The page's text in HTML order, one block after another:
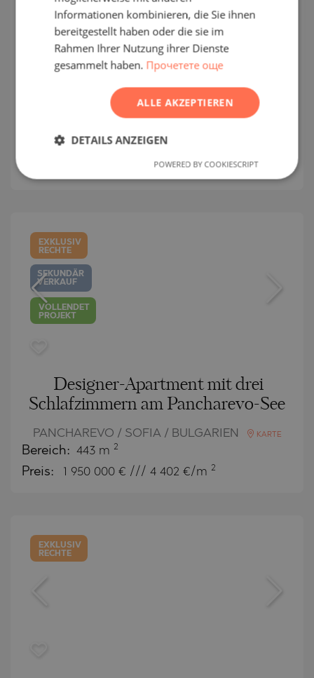
Vorverkauf in einem neuen Komplex
in der Nähe der U-Bahnstation und
der Paradise Mall
KRUSTOVA VADA / SOFIA / SOFIA / BULGARIEN
399 000€
Preise pro m²:
2 713 €/m2
EXKLUSIV
RECHTE
SEKUNDÄR
VERKAUF
VOLLENDET
PROJEKT
Designer-Apartment mit drei
Schlafzimmern am Pancharevo-See
PANCHAREVO / SOFIA / BULGARIEN KARTE
Bereich: 443 m 2
Preis: 1 950 000 € /// 4 402 €/m 2
EXKLUSIV
RECHTE
ROMANIAN
Informationen kombinieren, die Sie ihnen
bereitgestellt haben oder die sie im
Rahmen Ihrer Nutzung ihrer Dienste
gesammelt haben. Прочетете още
ALLE AKZEPTIEREN
DETAILS ANZEIGEN
POWERED BY COOKIESCRIPT